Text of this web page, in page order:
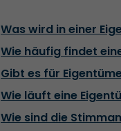
Was wird in einer
Wie häufig findet
Gibt es für
Wie läuft eine
Wie sind die